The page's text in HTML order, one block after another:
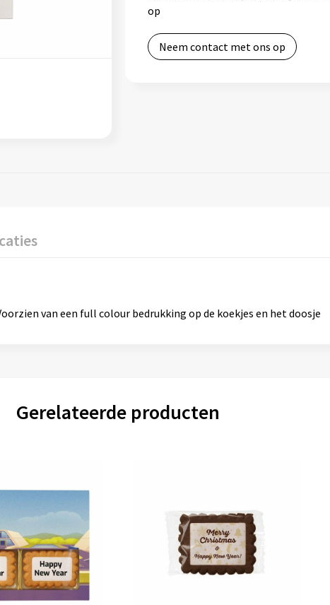
op
Neem contact met ons op
van een full colour bedrukking op de koekjes en het doosje
Gerelateerde producten